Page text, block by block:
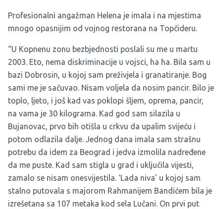
Profesionalni angažman Helena je imala i na mjestima
mnogo opasnijim od vojnog restorana na Topčideru.
“U Kopnenu zonu bezbjednosti poslali su me u martu
2003. Eto, nema diskriminacije u vojsci, ha ha. Bila sam u
bazi Dobrosin, u kojoj sam preživjela i granatiranje. Bog
sami me je sačuvao. Nisam voljela da nosim pancir. Bilo je
toplo, ljeto, i još kad vas poklopi šljem, oprema, pancir,
na vama je 30 kilograma. Kad god sam silazila u
Bujanovac, prvo bih otišla u crkvu da upalim svijeću i
potom odlazila dalje. Jednog dana imala sam strašnu
potrebu da idem za Beograd i jedva izmolila nadređene
da me puste. Kad sam stigla u grad i uključila vijesti,
zamalo se nisam onesvijestila. ‘Lada niva’ u kojoj sam
stalno putovala s majorom Rahmanijem Bandićem bila je
izrešetana sa 107 metaka kod sela Lučani. On prvi put